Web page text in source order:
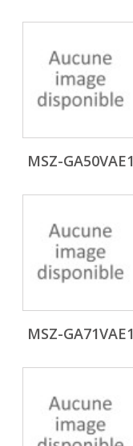
MSZ-GA50VAE1
MSZ-GA71VAE1